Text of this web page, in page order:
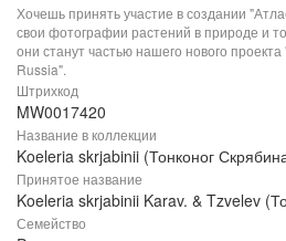
Хочешь принять участие в создании
свои фотографии растений в природе и
они станут частью нашего нового
Russia".
Штрихкод
MW0017420
Название в коллекции
Koeleria skrjabinii (Тонконог
Принятое название
Koeleria skrjabinii Karav. & Tzvelev
Семейство